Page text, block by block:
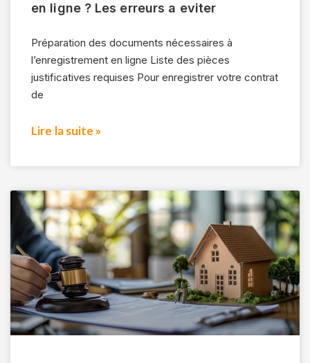
en ligne ? Les erreurs a eviter
Préparation des documents nécessaires à
l’enregistrement en ligne Liste des pièces
justificatives requises Pour enregistrer votre contrat
de
Lire la suite »